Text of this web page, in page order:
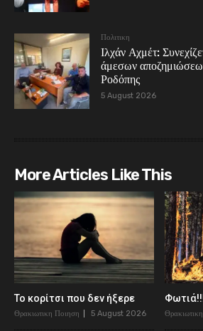
Πολιτικη
Ιλχάν Αχμέτ:
άμεσων
Ροδόπης
5 August 2026
More Articles Like This
Το κορίτσι που δεν ήξερε
Θρακιωτικη Ποιηση 5 August 2026